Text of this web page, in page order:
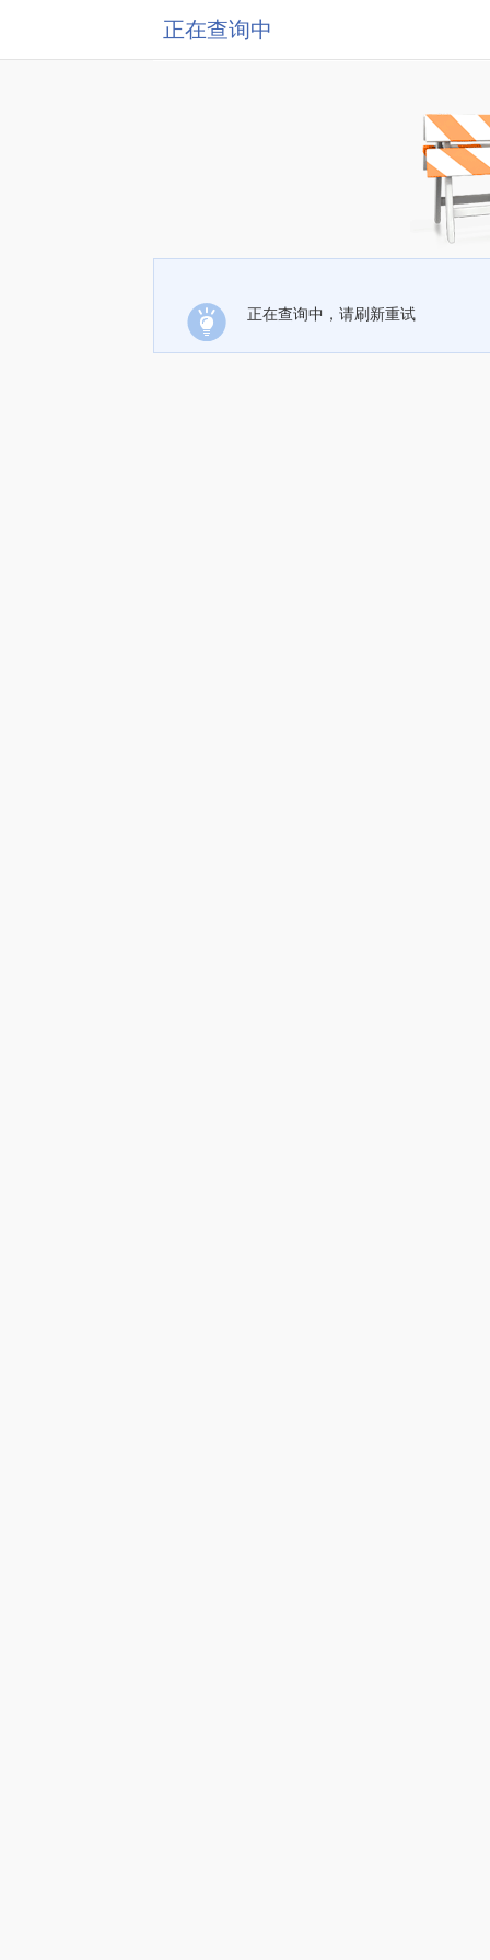
正在查询中
正在查询中，请刷新重试